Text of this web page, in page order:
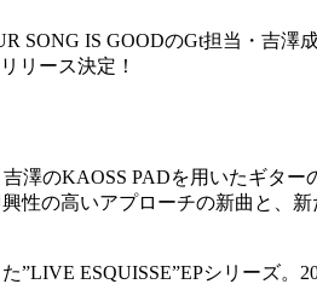
SONG IS GOODのGt担当・吉
リース決定！
澤のKAOSS PADを用いたギタ
性の高いアプローチの新曲と、
ESQUISSE”EPシリーズ。